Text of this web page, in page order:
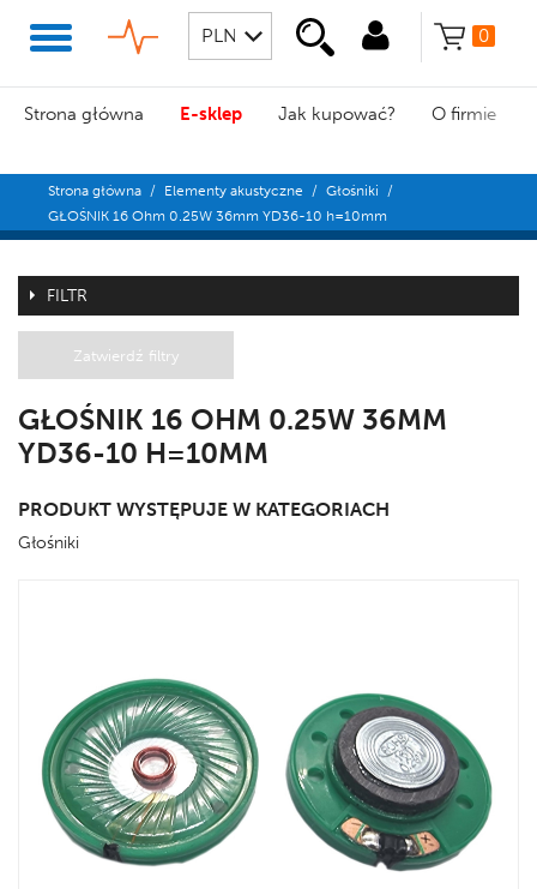
0
Strona główna E-sklep Jak kupować? O firmie
Strona główna / Elementy akustyczne / Głośniki
/
GŁOŚNIK 16 Ohm 0.25W 36mm YD36-10 h=10mm
FILTR
Zatwierdź filtry
GŁOŚNIK 16 OHM 0.25W 36MM
YD36-10 H=10MM
PRODUKT WYSTĘPUJE W KATEGORIACH
Głośniki